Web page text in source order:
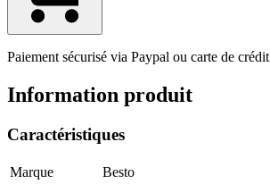
Paiement sécurisé via Paypal ou carte de crédit
Information produit
Caractéristiques
Marque
Besto